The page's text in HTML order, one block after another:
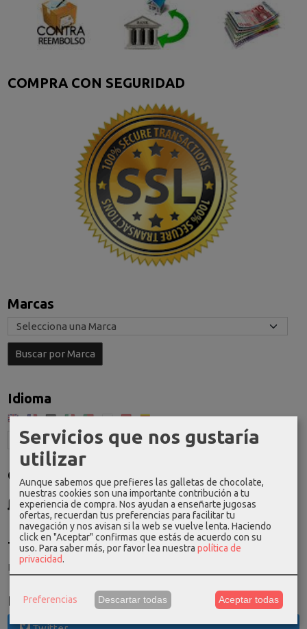
COMPRA CON SEGURIDAD
Marcas
Idioma
Costes de Envío
GRATIS *
Consultar Destinos
Tu Carrito (0)
El carrito de la compra está vacío
Redes Sociales
Servicios que nos gustaría
utilizar
Aunque sabemos que prefieres las galletas de chocolate,
nuestras cookies son una importante contribución a tu
experiencia de compra. Nos ayudan a enseñarte jugosas
ofertas, recuerdan tus preferencias para facilitar tu
navegación y nos avisan si la web se vuelve lenta. Haciendo
click en "Aceptar" confirmas que estás de acuerdo con su
uso. Para saber más, por favor lea nuestra política de
privacidad.
Preferencias Descartar todas Aceptar todas